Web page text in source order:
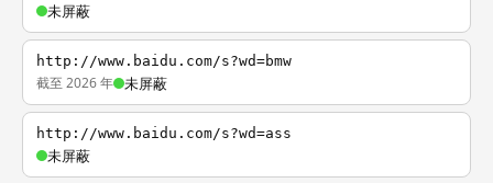
未屏蔽
http://www.baidu.com/s?wd=bmw
截至 2026 年 未屏蔽
http://www.baidu.com/s?wd=ass
未屏蔽